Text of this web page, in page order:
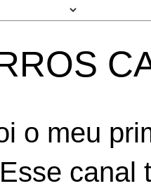
o meu
canal